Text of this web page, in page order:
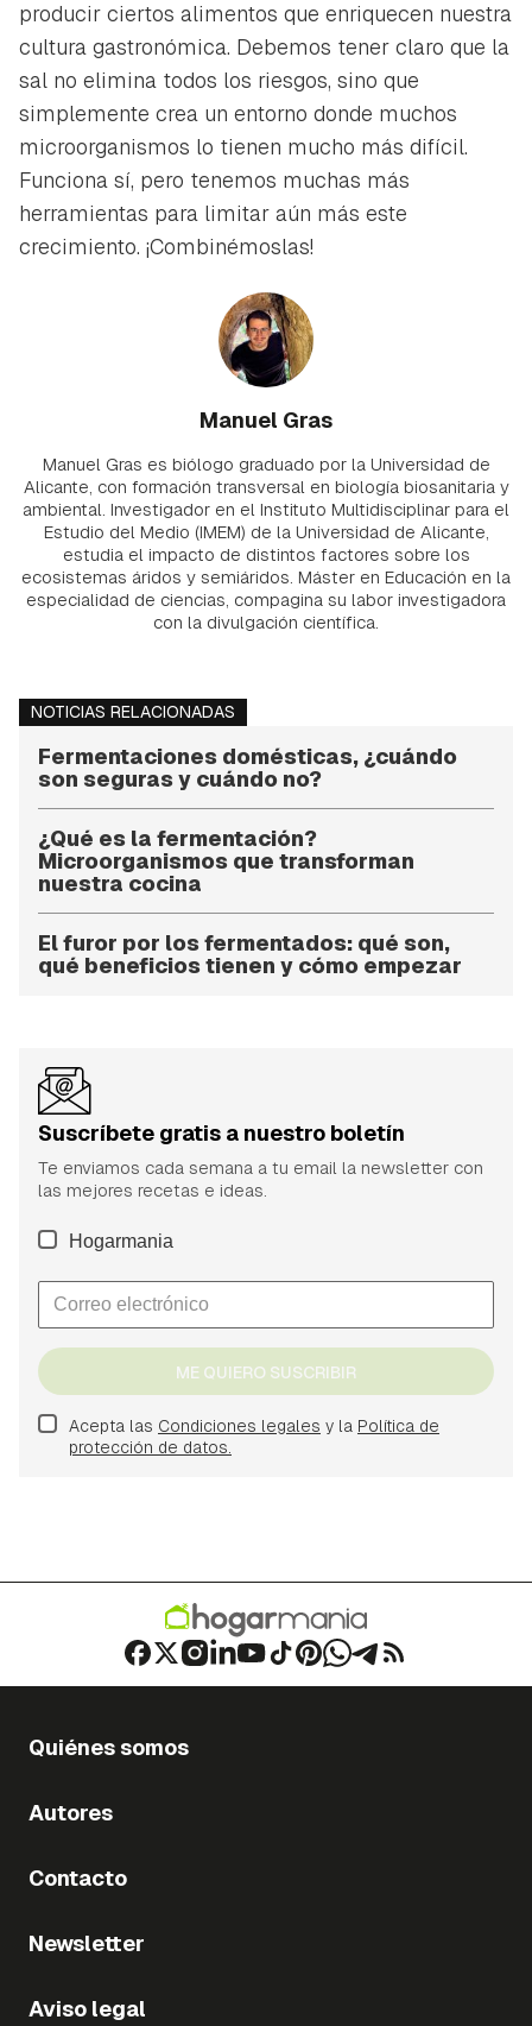
producir ciertos alimentos que enriquecen nuestra
cultura gastronómica. Debemos tener claro que la
sal no elimina todos los riesgos, sino que
simplemente crea un entorno donde muchos
microorganismos lo tienen mucho más difícil.
Funciona sí, pero tenemos muchas más
herramientas para limitar aún más este
crecimiento. ¡Combinémoslas!
Manuel Gras
Manuel Gras es biólogo graduado por la Universidad de
Alicante, con formación transversal en biología biosanitaria y
ambiental. Investigador en el Instituto Multidisciplinar para el
Estudio del Medio (IMEM) de la Universidad de Alicante,
estudia el impacto de distintos factores sobre los
ecosistemas áridos y semiáridos. Máster en Educación en la
especialidad de ciencias, compagina su labor investigadora
con la divulgación científica.
NOTICIAS RELACIONADAS
Fermentaciones domésticas, ¿cuándo
son seguras y cuándo no?
¿Qué es la fermentación?
Microorganismos que transforman
nuestra cocina
El furor por los fermentados: qué son,
qué beneficios tienen y cómo empezar
Suscríbete gratis a nuestro boletín
Te enviamos cada semana a tu email la newsletter con
las mejores recetas e ideas.
Hogarmania
ME QUIERO SUSCRIBIR
Acepta las Condiciones legales y la Política de
protección de datos.
Quiénes somos
Autores
Contacto
Newsletter
Aviso legal